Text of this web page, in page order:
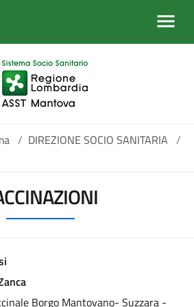
/ DIREZIONE SOCIO SANITARIA /
Borgo Mantovano- Suzzara -